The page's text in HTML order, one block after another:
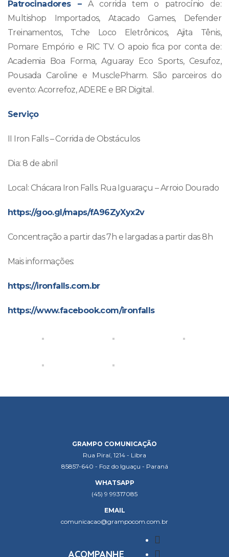
Patrocinadores – A corrida tem o patrocínio de:
Multishop Importados, Atacado Games, Defender
Treinamentos, Tche Loco Eletrônicos, Ajita Tênis,
Pomare Empório e RIC TV. O apoio fica por conta de:
Academia Boa Forma, Aguaray Eco Sports, Cesufoz,
Pousada Caroline e MusclePharm. São parceiros do
evento: Acorrefoz, ADERE e BR Digital.
Serviço
II Iron Falls – Corrida de Obstáculos
Dia: 8 de abril
Local: Chácara Iron Falls. Rua Iguaraçu – Arroio Dourado
https://goo.gl/maps/fA96ZyXyx2v
Concentração a partir das 7h e largadas a partir das 8h
Mais informações:
https://ironfalls.com.br
https://www.facebook.com/ironfalls
GRAMPO COMUNICAÇÃO
Rua Piraí, 1214 - Libra
85857-640 - Foz do Iguaçu - Paraná
WHATSAPP
(45) 9 99317085
EMAIL
comunicacao@grampocom.com.br
ACOMPANHE